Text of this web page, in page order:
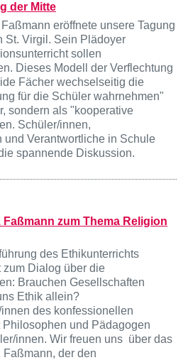
der Mitte
eröffnete unsere Tagung
St. Virgil. Sein Plädoyer
sollen
Dieses Modell der Verflechtung
Fächer wechselseitig die
für die Schüler wahrnehmen"
sondern als "kooperative
Schüler/innen,
und Verantwortliche in Schule
spannende Diskussion.
zum Thema Religion
des Ethikunterrichts
zum Dialog über die
Brauchen Gesellschaften
Ethik allein?
des konfessionellen
und Pädagogen
innen. Wir freuen uns über das
Faßmann, der den